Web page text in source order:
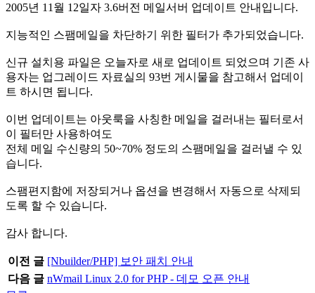
2005년 11월 12일자 3.6버전 메일서버 업데이트 안내입니다.
지능적인 스팸메일을 차단하기 위한 필터가 추가되었습니다.
신규 설치용 파일은 오늘자로 새로 업데이트 되었으며 기존 사
용자는 업그레이드 자료실의 93번 게시물을 참고해서 업데이
트 하시면 됩니다.
이번 업데이트는 아웃룩을 사칭한 메일을 걸러내는 필터로서
이 필터만 사용하여도
전체 메일 수신량의 50~70% 정도의 스팸메일을 걸러낼 수 있
습니다.
스팸편지함에 저장되거나 옵션을 변경해서 자동으로 삭제되
도록 할 수 있습니다.
감사 합니다.
이전 글 [Nbuilder/PHP] 보안 패치 안내
다음 글 nWmail Linux 2.0 for PHP - 데모 오픈 안내